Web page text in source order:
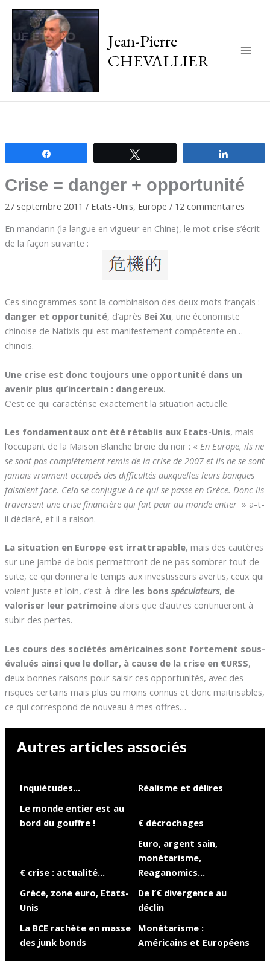
Jean-Pierre
CHEVALLIER
Crise = danger + opportunité
27 septembre 2011 / Etats-Unis, Europe / 12 commentaires
En mandarin (la langue en vigueur en Chine), le mot crises’écrit
de la façon suivante :
Ces sinogrammes sont la combinaison des deux mots français :
danger et opportunité, d’après Bei Xu, une économiste
chinoise de Natixis qui est manifestement compétente en…
chinois.
Une crise est donc toujours une opportunité dans un
avenir plus qu’incertain : dangereux.
C’est ce qui caractérise exactement la situation actuelle.
Les fondamentaux ont été rétablis aux Etats-Unis, mais
l’occupant de la Maison Blanche broie du noir : « En Europe, ils ne
se sont pas complètement remis de la crise de 2007 et ils ne se sont
jamais vraiment occupés des difficultés auxquelles leurs banques
faisaient face. Cela se conjugue à ce qui se passe en Grèce. Donc ils
traversent une crise financière qui fait peur au monde entier» a-t-
il déclaré, et il a raison.
La situation en Europe est irrattrapable, mais des cautères
sur une jambe de bois permettront de ne pas sombrer tout de
suite, ce qui donnera le temps aux investisseurs avertis, ceux qui
voient juste et loin, c’est-à-dire les bons spéculateurs, de
valoriser leur patrimoinealors que d’autres continueront à
subir des pertes.
Les cours des sociétés américaines sont fortement sous-
évalués ainsi que le dollar, à cause de la crise en €URSS,
deux bonnes raisons pour saisir ces opportunités, avec des
risques certains mais plus ou moins connus et donc maitrisables,
ce qui correspond de nouveau à mes offres…
Autres articles associés
Inquiétudes…
Réalisme et délires
Le monde entier est au
bord du gouffre !
€ décrochages
€ crise : actualité…
Euro, argent sain,
monétarisme,
Reaganomics…
Grèce, zone euro, Etats-
Unis
De l’€ divergence au
déclin
La BCE rachète en masse
des junk bonds
Monétarisme :
Américains et Européens